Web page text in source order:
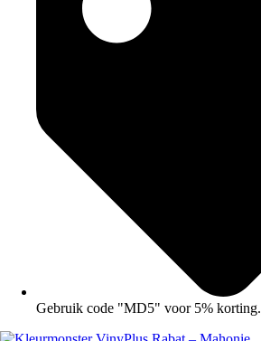
Gebruik code "MD5" voor 5% korting.